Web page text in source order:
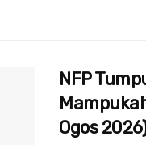
NFP
Ogos